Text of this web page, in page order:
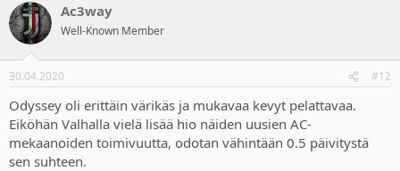
c
t
i
s
Ac3way
Well-Known Member
30.04.2020 #12
Odyssey oli erittäin värikäs ja mukavaa kevyt pelattavaa.
Eiköhän Valhalla vielä lisää hio näiden uusien AC-
mekaanoiden toimivuutta, odotan vähintään 0.5 päivitystä
sen suhteen.